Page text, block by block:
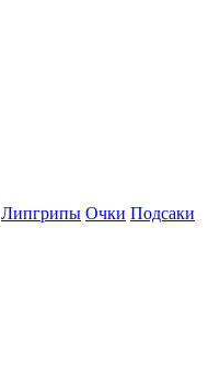
Липгрипы Очки Подсаки